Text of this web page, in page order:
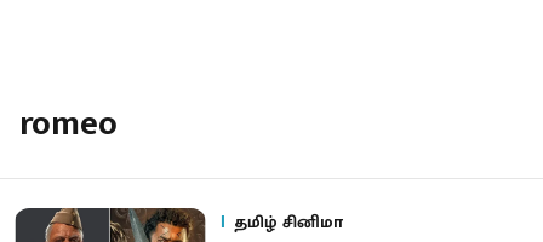
romeo
தமிழ் சினிமா